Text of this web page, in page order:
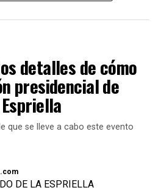
de Pinterest)
algunos consejos,
reglas esevitar acumular
detalles de cómo
presidencial de
que se lleve a cabo este evento